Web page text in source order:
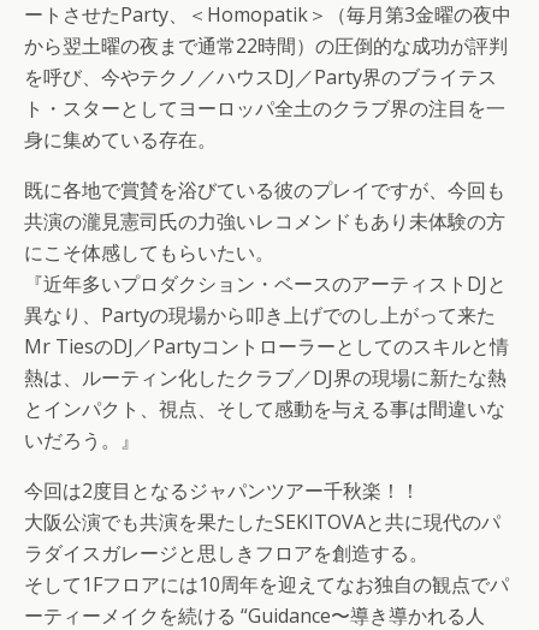
ートさせたParty、＜Homopatik＞（毎月第3金曜の夜中
から翌土曜の夜まで通常22時間）の圧倒的な成功が評判
を呼び、今やテクノ／ハウスDJ／Party界のブライテス
ト・スターとしてヨーロッパ全土のクラブ界の注目を一
身に集めている存在。
既に各地で賞賛を浴びている彼のプレイですが、今回も
共演の瀧見憲司氏の力強いレコメンドもあり未体験の方
にこそ体感してもらいたい。
『近年多いプロダクション・ベースのアーティストDJと
異なり、Partyの現場から叩き上げでのし上がって来た
Mr TiesのDJ／Partyコントローラーとしてのスキルと情
熱は、ルーティン化したクラブ／DJ界の現場に新たな熱
とインパクト、視点、そして感動を与える事は間違いな
いだろう。』
今回は2度目となるジャパンツアー千秋楽！！
大阪公演でも共演を果たしたSEKITOVAと共に現代のパ
ラダイスガレージと思しきフロアを創造する。
そして1Fフロアには10周年を迎えてなお独自の観点でパ
ーティーメイクを続ける “Guidance〜導き導かれる人